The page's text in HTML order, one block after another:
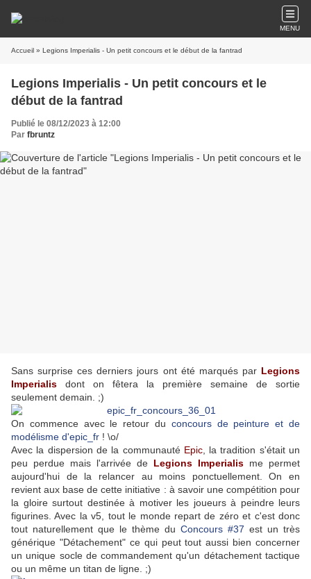
MENU
Accueil » Legions Imperialis - Un petit concours et le début de la fantrad
Legions Imperialis - Un petit concours et le
début de la fantrad
Publié le 08/12/2023 à 12:00
Par fbruntz
Sans surprise ces derniers jours ont été marqués par Legions
Imperialis dont on fêtera la première semaine de sortie
seulement demain. ;)
On commence avec le retour du concours de peinture et de
modélisme d'epic_fr ! \o/
Avec la dispersion de la communauté Epic, la tradition s'était un
peu perdue mais l'arrivée de Legions Imperialis me permet
aujourd'hui de la relancer au moins ponctuellement. On en
revient aux base de cette initiative : à savoir une compétition pour
la gloire surtout destinée à motiver les joueurs à peindre leurs
figurines. Avec la v5, tout le monde repart de zéro et c'est donc
tout naturellement que le thème du Concours #37 est un très
générique "Détachement" ce qui peut tout aussi bien concerner
un unique socle de commandement qu'un détachement tactique
ou un même un titan de ligne. ;)